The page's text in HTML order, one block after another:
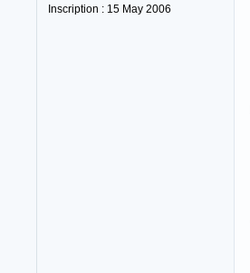
Inscription : 15 May 2006